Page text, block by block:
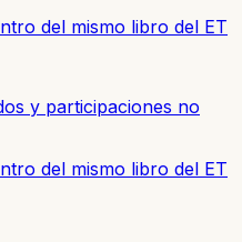
del mismo libro del ET
y participaciones no
del mismo libro del ET